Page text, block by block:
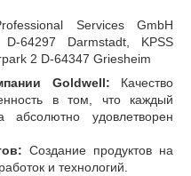
Services GmbH
64297 Darmstadt, KPSS
2 D-64347 Griesheim
Goldwell: Качество
в том, что каждый
удовлетворен
Создание продуктов на
и технологий.